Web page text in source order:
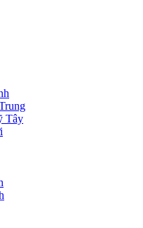
Tây